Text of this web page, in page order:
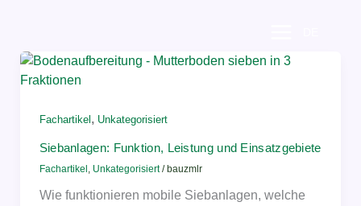
Fachartikel , Unkategorisiert
Siebanlagen: Funktion, Leistung und Einsatzgebiete
Fachartikel Unkategorisiert/bauzmlr
Wie funktionieren mobile Siebanlagen, welche